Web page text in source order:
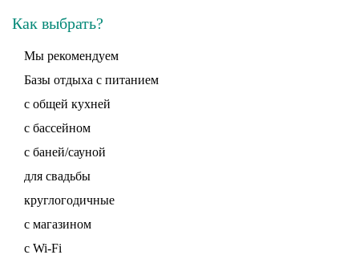
Как выбрать?
Мы рекомендуем
Базы отдыха с питанием
с общей кухней
с бассейном
с баней/сауной
для свадьбы
круглогодичные
с магазином
с Wi-Fi